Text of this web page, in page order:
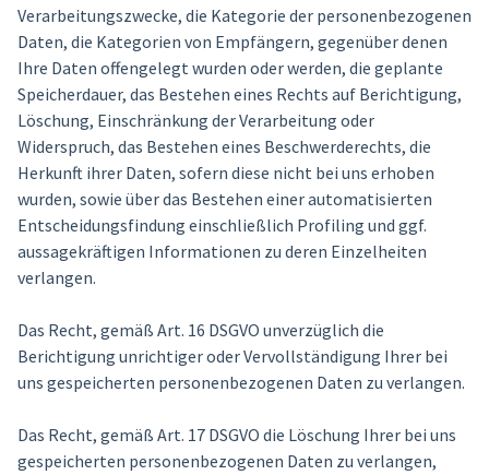
Verarbeitungszwecke, die Kategorie der personenbezogenen
Daten, die Kategorien von Empfängern, gegenüber denen
Ihre Daten offengelegt wurden oder werden, die geplante
Speicherdauer, das Bestehen eines Rechts auf Berichtigung,
Löschung, Einschränkung der Verarbeitung oder
Widerspruch, das Bestehen eines Beschwerderechts, die
Herkunft ihrer Daten, sofern diese nicht bei uns erhoben
wurden, sowie über das Bestehen einer automatisierten
Entscheidungsfindung einschließlich Profiling und ggf.
aussagekräftigen Informationen zu deren Einzelheiten
verlangen.
Das Recht, gemäß Art. 16 DSGVO unverzüglich die
Berichtigung unrichtiger oder Vervollständigung Ihrer bei
uns gespeicherten personenbezogenen Daten zu verlangen.
Das Recht, gemäß Art. 17 DSGVO die Löschung Ihrer bei uns
gespeicherten personenbezogenen Daten zu verlangen,